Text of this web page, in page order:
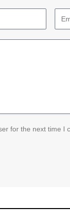
for the next time I